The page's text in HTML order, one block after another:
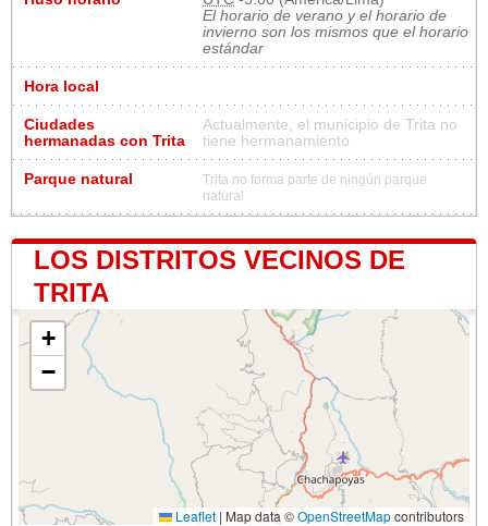
El horario de verano y el horario de
invierno son los mismos que el horario
estándar
Hora local
Ciudades
hermanadas con Trita
Actualmente, el municipio de Trita no
tiene hermanamiento
Parque natural
Trita no forma parte de ningún parque
natural
LOS DISTRITOS VECINOS DE
TRITA
+
−
Leaflet | Map data ©OpenStreetMapcontributors